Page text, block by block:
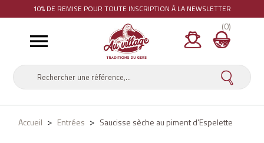
10% DE REMISE POUR TOUTE INSCRIPTION À LA NEWSLETTER

(0)
Accueil Entrées Saucisse sèche au piment d'Espelette